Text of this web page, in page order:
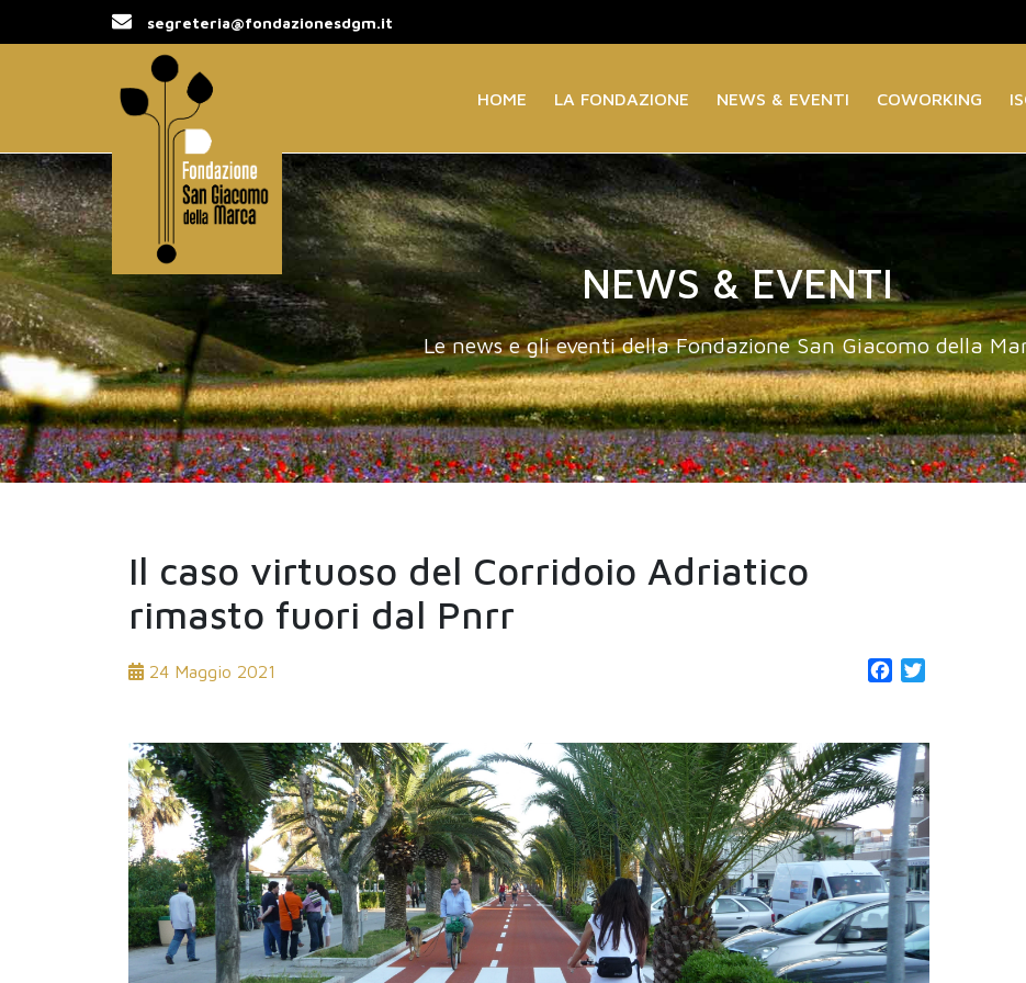
segreteria@fondazionesdgm.it
HOME LA FONDAZIONE NEWS & EVENTI COWORKING
NEWS & EVENTI
Le news e gli eventi della Fondazione San Giacomo della
Il caso virtuoso del Corridoio Adriatico
rimasto fuori dal Pnrr
24 Maggio 2021 Facebook